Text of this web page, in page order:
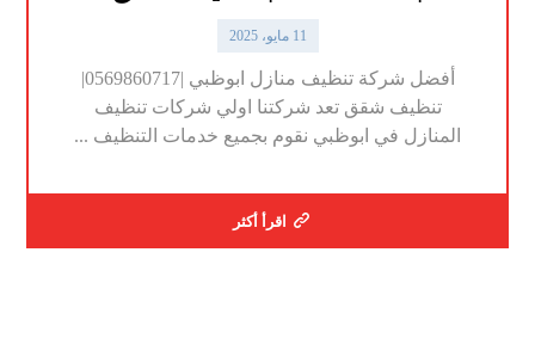
11 مايو، 2025
أفضل شركة تنظيف منازل ابوظبي |0569860717|
تنظيف شقق تعد شركتنا اولي شركات تنظيف
المنازل في ابوظبي نقوم بجميع خدمات التنظيف ...
اقرأ أكثر